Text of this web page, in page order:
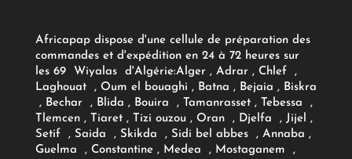
Africapap dispose d'une cellule de préparation des
commandes et d'expédition en 24 à 72 heures sur
les 69 Wiyalas d'Algérie:Alger , Adrar, Chlef ,
Laghouat , Oum el bouaghi , Batna , Bejaia , Biskra
, Bechar , Blida , Bouira , Tamanrasset , Tebessa ,
Tlemcen , Tiaret , Tizi ouzou , Oran , Djelfa , Jijel ,
Setif , Saida , Skikda , Sidi bel abbes , Annaba ,
Guelma , Constantine , Medea , Mostaganem ,